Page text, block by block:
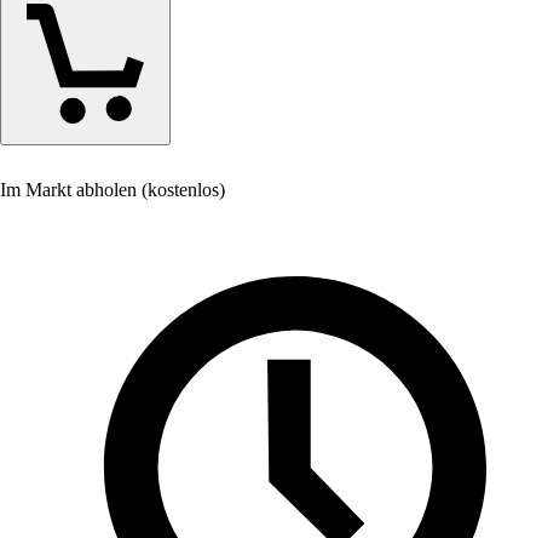
Im Markt abholen (kostenlos)